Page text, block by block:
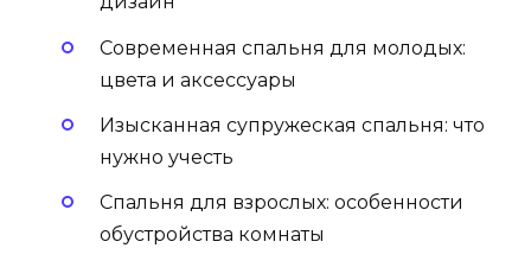
Современная спальня для молодых:
цвета и аксессуары
Изысканная супружеская спальня: что
нужно учесть
Спальня для взрослых: особенности
обустройства комнаты